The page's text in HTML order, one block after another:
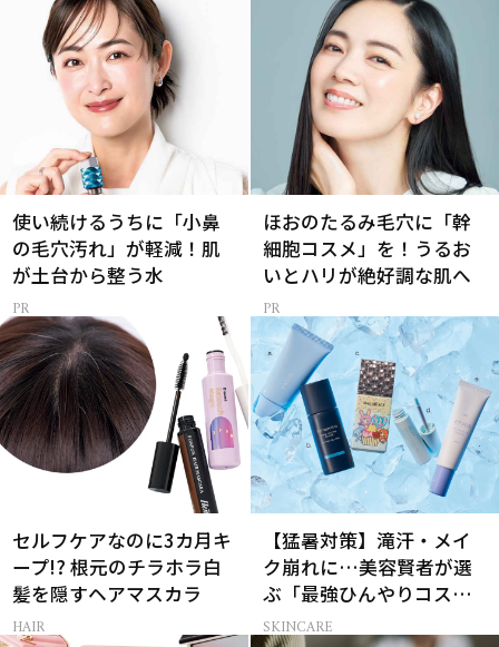
使い続けるうちに「小鼻
の毛穴汚れ」が軽減！肌
が土台から整う水
ほおのたるみ毛穴に「幹
細胞コスメ」を！うるお
いとハリが絶好調な肌へ
セルフケアなのに3カ月キ
ープ!? 根元のチラホラ白
髪を隠すヘアマスカラ
HAIR
【猛暑対策】滝汗・メイ
ク崩れに…美容賢者が選
ぶ「最強ひんやりコス
メ」26選
SKINCARE